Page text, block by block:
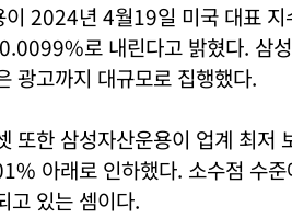
이 2024년 4월19일 미국 대표
로 내린다고 밝혔다. 삼
광고까지 대규모로 집행했다.
또한 삼성자산운용이 업계 최저
아래로 인하했다. 소수점 수
고 있는 셈이다.